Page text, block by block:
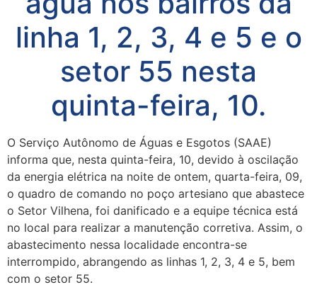
linha 1, 2, 3, 4 e 5 e o
setor 55 nesta
quinta-feira, 10.
O Serviço Autônomo de Águas e Esgotos (SAAE)
informa que, nesta quinta-feira, 10, devido à oscilação
da energia elétrica na noite de ontem, quarta-feira, 09,
o quadro de comando no poço artesiano que abastece
o Setor Vilhena, foi danificado e a equipe técnica está
no local para realizar a manutenção corretiva. Assim, o
abastecimento nessa localidade encontra-se
interrompido, abrangendo as linhas 1, 2, 3, 4 e 5, bem
com o setor 55.